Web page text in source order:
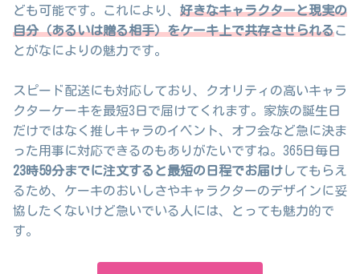
ども可能です。これにより、 好きなキャラクターと現実の
自分（あるいは贈る相手）をケーキ上で共存させられるこ
とがなによりの魅力です。
スピード配送にも対応しており、クオリティの高いキャラ
クターケーキを最短3日で届けてくれます。家族の誕生日
だけではなく推しキャラのイベント、オフ会など急に決ま
った用事に対応できるのもありがたいですね。365日毎日
23時59分までに注文すると最短の日程でお届けしてもらえ
るため、ケーキのおいしさやキャラクターのデザインに妥
協したくないけど急いでいる人には、とっても魅力的で
す。